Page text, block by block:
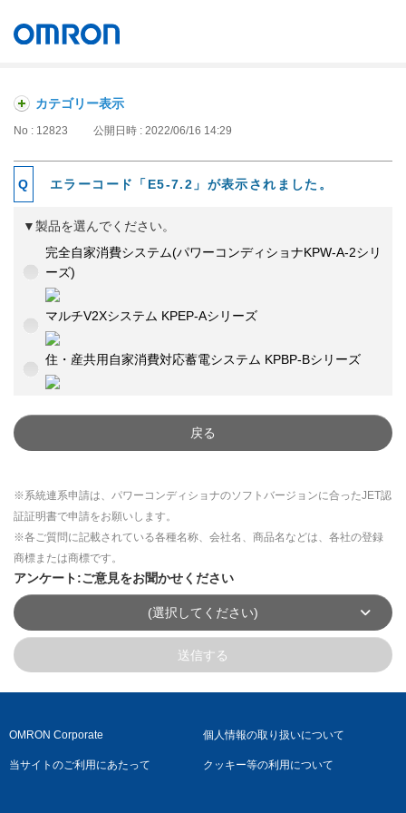
カテゴリー表示
No : 12823 公開日時 : 2022/06/16 14:29
エラーコード「E5-7.2」が表示されました。
▼製品を選んでください。
完全自家消費システム(パワーコンディショナKPW-A-2シリ
ーズ)
マルチV2Xシステム KPEP-Aシリーズ
住・産共用自家消費対応蓄電システム KPBP-Bシリーズ
戻る
※系統連系申請は、パワーコンディショナのソフトバージョンに合ったJET認
証証明書で申請をお願いします。
※各ご質問に記載されている各種名称、会社名、商品名などは、各社の登録
商標または商標です。
アンケート:ご意見をお聞かせください
(選択してください)
送信する
OMRON Corporate 個人情報の取り扱いについて
当サイトのご利用にあたって クッキー等の利用について